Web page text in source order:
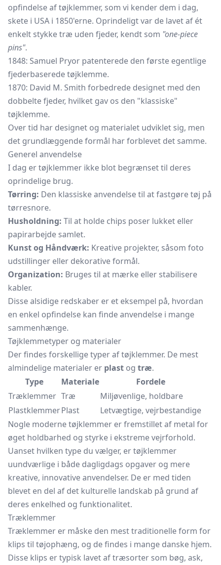
opfindelse af tøjklemmer, som vi kender dem i dag,
skete i USA i 1850'erne. Oprindeligt var de lavet af ét
enkelt stykke træ uden fjeder, kendt som "one-piece
pins".
1848: Samuel Pryor patenterede den første egentlige
fjederbaserede tøjklemme.
1870: David M. Smith forbedrede designet med den
dobbelte fjeder, hvilket gav os den "klassiske"
tøjklemme.
Over tid har designet og materialet udviklet sig, men
det grundlæggende formål har forblevet det samme.
Generel anvendelse
I dag er tøjklemmer ikke blot begrænset til deres
oprindelige brug.
Tørring: Den klassiske anvendelse til at fastgøre tøj på
tørresnore.
Husholdning: Til at holde chips poser lukket eller
papirarbejde samlet.
Kunst og Håndværk: Kreative projekter, såsom foto
udstillinger eller dekorative formål.
Organization: Bruges til at mærke eller stabilisere
kabler.
Disse alsidige redskaber er et eksempel på, hvordan
en enkel opfindelse kan finde anvendelse i mange
sammenhænge.
Tøjklemmetyper og materialer
Der findes forskellige typer af tøjklemmer. De mest
almindelige materialer er plast og træ.
Type
Materiale
Fordele
Træklemmer Træ
Miljøvenlige, holdbare
PlastklemmerPlast
Letvægtige, vejrbestandige
Nogle moderne tøjklemmer er fremstillet af metal for
øget holdbarhed og styrke i ekstreme vejrforhold.
Uanset hvilken type du vælger, er tøjklemmer
uundværlige i både dagligdags opgaver og mere
kreative, innovative anvendelser. De er med tiden
blevet en del af det kulturelle landskab på grund af
deres enkelhed og funktionalitet.
Træklemmer
Træklemmer er måske den mest traditionelle form for
klips til tøjophæng, og de findes i mange danske hjem.
Disse klips er typisk lavet af træsorter som bøg, ask,